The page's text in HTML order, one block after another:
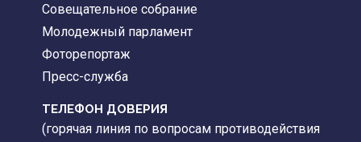
Совещательное собрание
Молодежный парламент
Фоторепортаж
Пресс-служба
ТЕЛЕФОН ДОВЕРИЯ
(горячая линия по вопросам противодействия